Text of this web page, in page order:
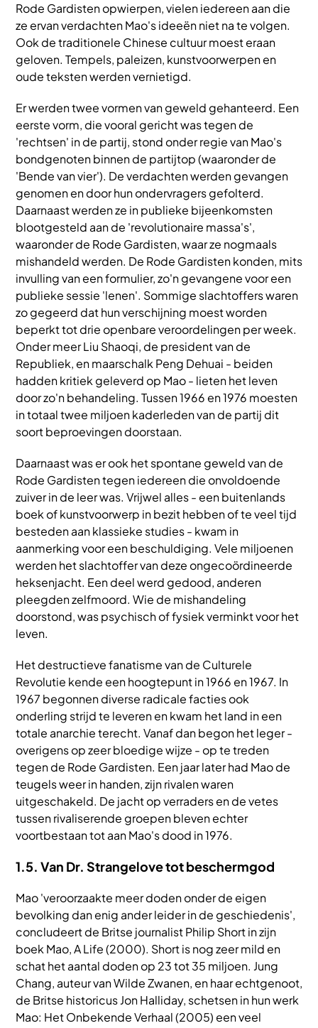
Rode Gardisten opwierpen, vielen iedereen aan die
ze ervan verdachten Mao's ideeën niet na te volgen.
Ook de traditionele Chinese cultuur moest eraan
geloven. Tempels, paleizen, kunstvoorwerpen en
oude teksten werden vernietigd.
Er werden twee vormen van geweld gehanteerd. Een
eerste vorm, die vooral gericht was tegen de
'rechtsen' in de partij, stond onder regie van Mao's
bondgenoten binnen de partijtop (waaronder de
'Bende van vier'). De verdachten werden gevangen
genomen en door hun ondervragers gefolterd.
Daarnaast werden ze in publieke bijeenkomsten
blootgesteld aan de 'revolutionaire massa's',
waaronder de Rode Gardisten, waar ze nogmaals
mishandeld werden. De Rode Gardisten konden, mits
invulling van een formulier, zo'n gevangene voor een
publieke sessie 'lenen'. Sommige slachtoffers waren
zo gegeerd dat hun verschijning moest worden
beperkt tot drie openbare veroordelingen per week.
Onder meer Liu Shaoqi, de president van de
Republiek, en maarschalk Peng Dehuai - beiden
hadden kritiek geleverd op Mao - lieten het leven
door zo'n behandeling. Tussen 1966 en 1976 moesten
in totaal twee miljoen kaderleden van de partij dit
soort beproevingen doorstaan.
Daarnaast was er ook het spontane geweld van de
Rode Gardisten tegen iedereen die onvoldoende
zuiver in de leer was. Vrijwel alles - een buitenlands
boek of kunstvoorwerp in bezit hebben of te veel tijd
besteden aan klassieke studies - kwam in
aanmerking voor een beschuldiging. Vele miljoenen
werden het slachtoffer van deze ongecoördineerde
heksenjacht. Een deel werd gedood, anderen
pleegden zelfmoord. Wie de mishandeling
doorstond, was psychisch of fysiek verminkt voor het
leven.
Het destructieve fanatisme van de Culturele
Revolutie kende een hoogtepunt in 1966 en 1967. In
1967 begonnen diverse radicale facties ook
onderling strijd te leveren en kwam het land in een
totale anarchie terecht. Vanaf dan begon het leger -
overigens op zeer bloedige wijze - op te treden
tegen de Rode Gardisten. Een jaar later had Mao de
teugels weer in handen, zijn rivalen waren
uitgeschakeld. De jacht op verraders en de vetes
tussen rivaliserende groepen bleven echter
voortbestaan tot aan Mao's dood in 1976.
1.5. Van Dr. Strangelove tot beschermgod
Mao 'veroorzaakte meer doden onder de eigen
bevolking dan enig ander leider in de geschiedenis',
concludeert de Britse journalist Philip Short in zijn
boek Mao, A Life (2000). Short is nog zeer mild en
schat het aantal doden op 23 tot 35 miljoen. Jung
Chang, auteur van Wilde Zwanen, en haar echtgenoot,
de Britse historicus Jon Halliday, schetsen in hun werk
Mao: Het Onbekende Verhaal (2005) een veel